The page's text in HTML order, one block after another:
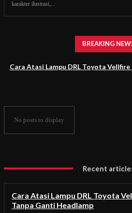
karakter ilustrasi,...
BREAKING
Cara Atasi Lampu DRL Toyota
No posts to display
Recent
Cara Atasi Lampu DRL Toyota
Tanpa Ganti Headlamp